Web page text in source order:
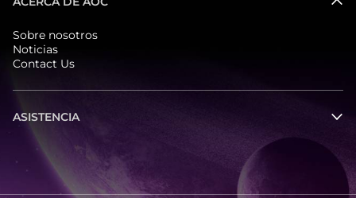
Sobre nosotros
Noticias
Contact Us
ASISTENCIA